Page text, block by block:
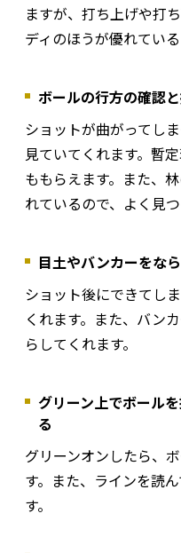
ますが、打ち上げや打
ディのほうが優れている
ボールの行方の確認
ショットが曲がってし
見ていてくれます。暫
ももらえます。また、
れているので、よく見つ
目土やバンカーをな
ショット後にできてし
くれます。また、バン
らしてくれます。
グリーン上でボール
る
グリーンオンしたら、
す。また、ラインを読
す。